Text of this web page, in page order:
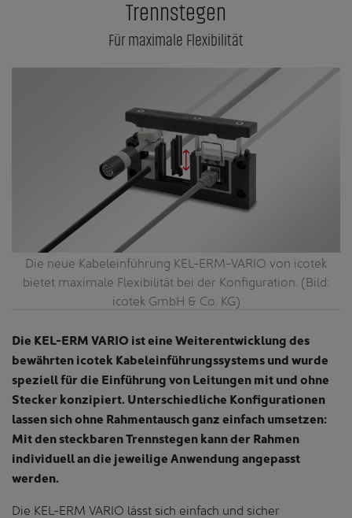
Trennstegen
Für maximale Flexibilität
Die neue Kabeleinführung KEL-ERM-VARIO von icotek
bietet maximale Flexibilität bei der Konfiguration. (Bild:
icotek GmbH & Co. KG)
Die KEL-ERM VARIO ist eine Weiterentwicklung des
bewährten icotek Kabeleinführungssystems und wurde
speziell für die Einführung von Leitungen mit und ohne
Stecker konzipiert. Unterschiedliche Konfigurationen
lassen sich ohne Rahmentausch ganz einfach umsetzen:
Mit den steckbaren Trennstegen kann der Rahmen
individuell an die jeweilige Anwendung angepasst
werden.
Die KEL-ERM VARIO lässt sich einfach und sicher